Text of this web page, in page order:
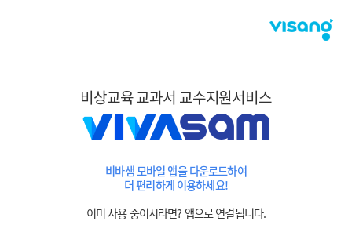
비상교육 교과서 교수지원서비스
비바샘 모바일 앱을 다운로드하여
더 편리하게 이용하세요!
이미 사용 중이시라면? 앱으로 연결됩니다.